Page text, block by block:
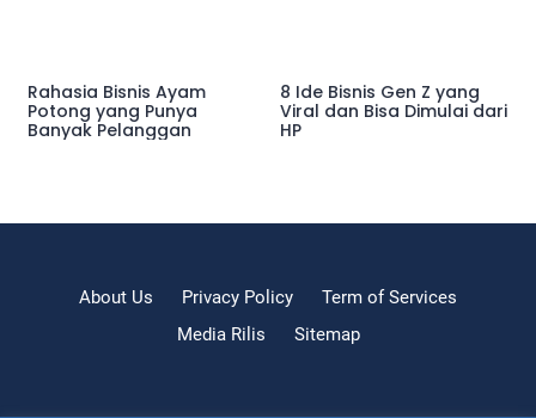
Rahasia Bisnis Ayam
Potong yang Punya
Banyak Pelanggan
8 Ide Bisnis Gen Z yang
Viral dan Bisa Dimulai dari
HP
About Us Privacy Policy
Term of Services
Media Rilis
Sitemap